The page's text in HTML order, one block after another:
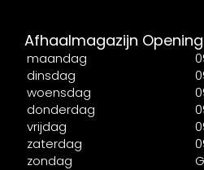
Afhaalmagazijn
maandag
dinsdag
woensdag
donderdag
vrijdag
zaterdag
zondag